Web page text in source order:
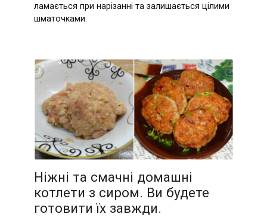
ламається при нарізанні та залишається цілими
шматочками.
Ніжні та смачні домашні
котлети з сиром. Ви будете
готовити їх завжди.